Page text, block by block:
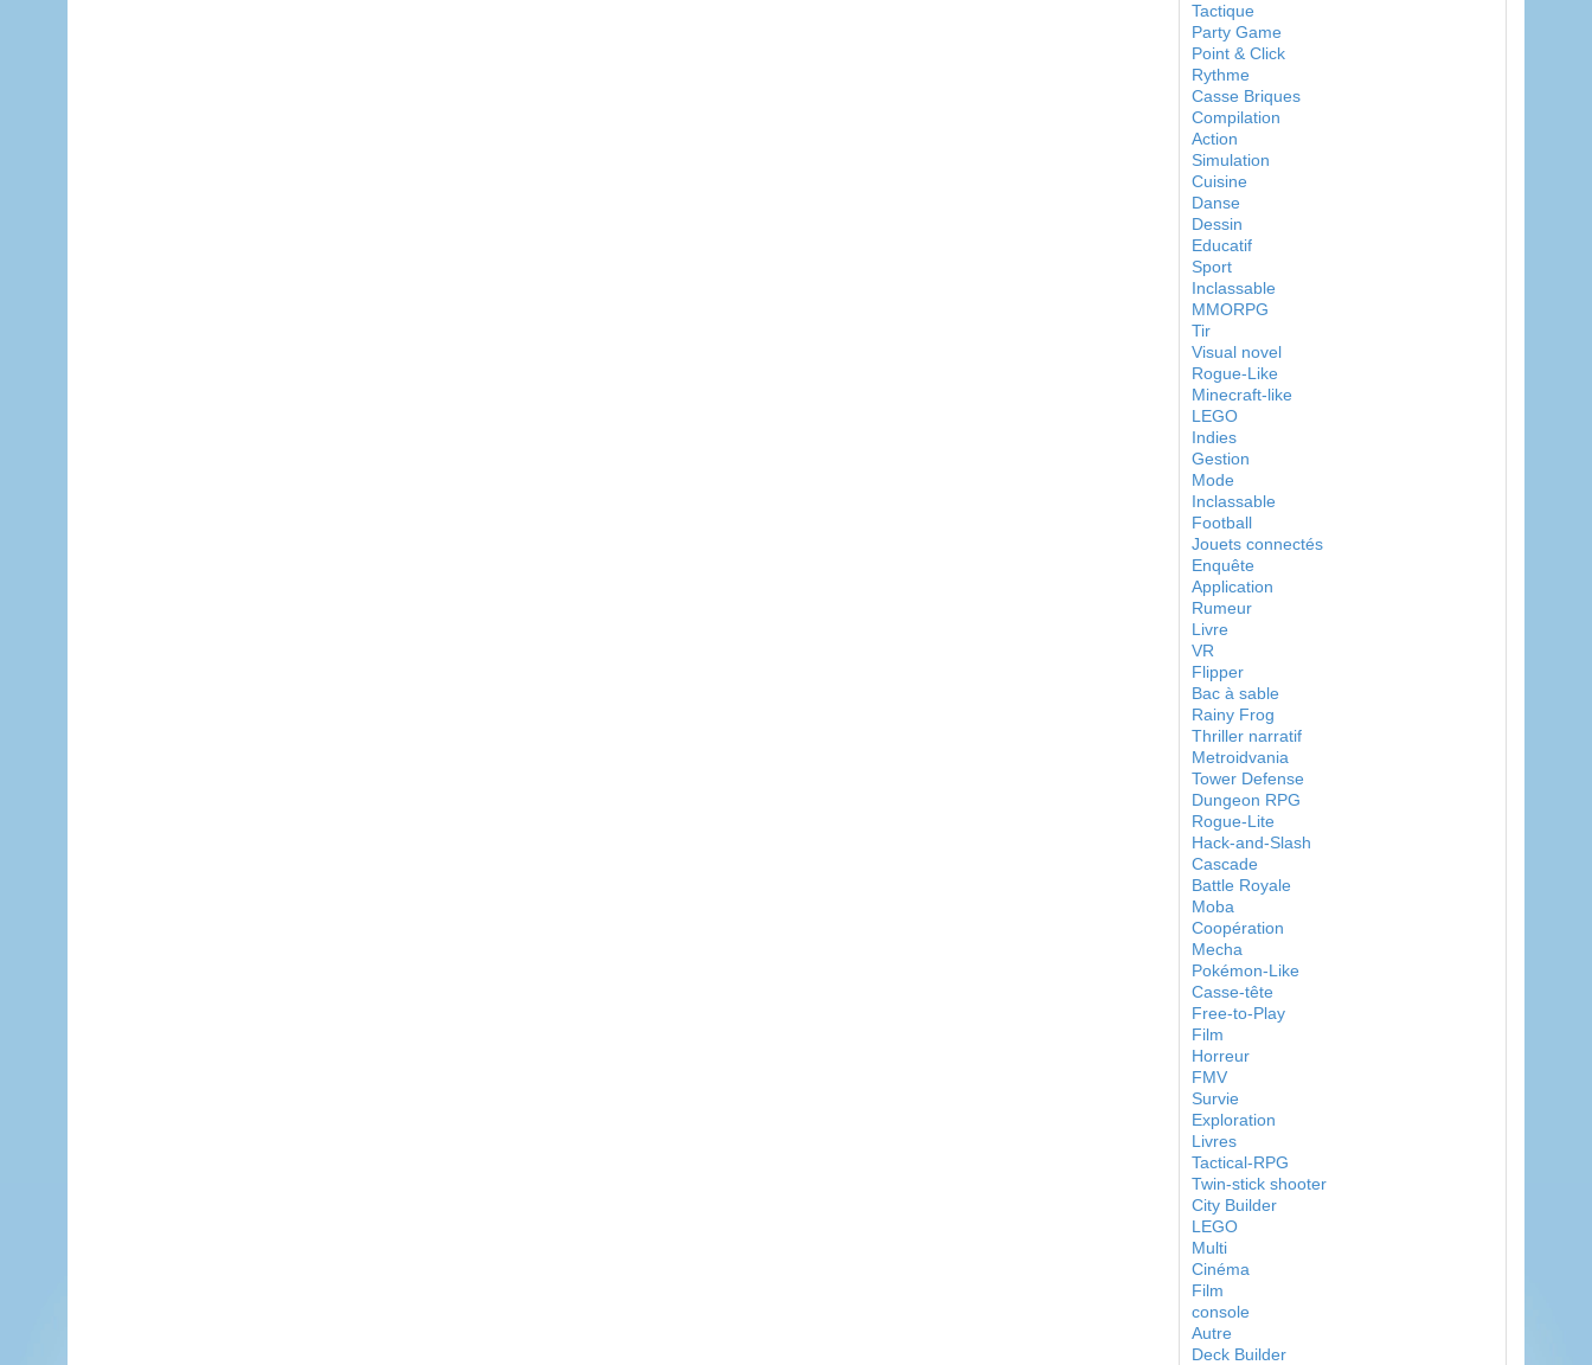
Tactique
Party Game
Point & Click
Rythme
Casse Briques
Compilation
Action
Simulation
Cuisine
Danse
Dessin
Educatif
Sport
Inclassable
MMORPG
Tir
Visual novel
Rogue-Like
Minecraft-like
LEGO
Indies
Gestion
Mode
Inclassable
Football
Jouets connectés
Enquête
Application
Rumeur
Livre
VR
Flipper
Bac à sable
Rainy Frog
Thriller narratif
Metroidvania
Tower Defense
Dungeon RPG
Rogue-Lite
Hack-and-Slash
Cascade
Battle Royale
Moba
Coopération
Mecha
Pokémon-Like
Casse-tête
Free-to-Play
Film
Horreur
FMV
Survie
Exploration
Livres
Tactical-RPG
Twin-stick shooter
City Builder
LEGO
Multi
Cinéma
Film
console
Autre
Deck Builder